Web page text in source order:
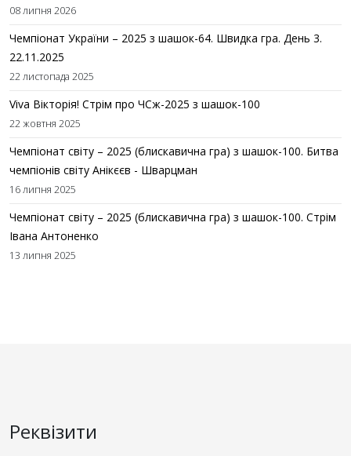
08 липня 2026
Чемпіонат України – 2025 з шашок-64. Швидка гра. День 3.
22.11.2025
22 листопада 2025
Viva Вікторія! Стрім про ЧСж-2025 з шашок-100
22 жовтня 2025
Чемпіонат світу – 2025 (блискавична гра) з шашок-100. Битва
чемпіонів світу Анікєєв - Шварцман
16 липня 2025
Чемпіонат світу – 2025 (блискавична гра) з шашок-100. Стрім
Івана Антоненко
13 липня 2025
Реквізити